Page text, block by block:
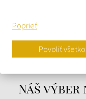
O ZNAČKE
Náš výber
Poprieť
Povoliť všetko